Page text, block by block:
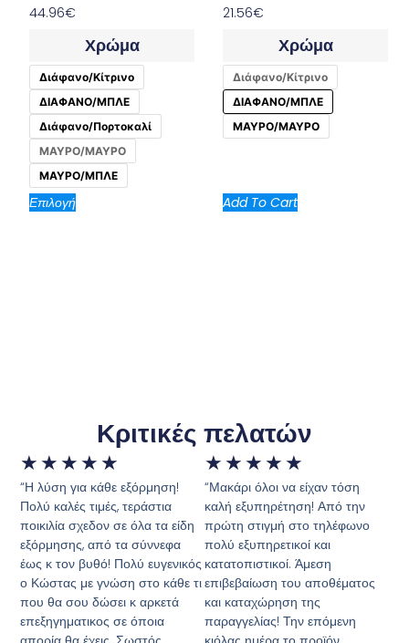
44.96€
Χρώμα
Διάφανο/Κίτρινο
ΔΙΑΦΑΝΟ/ΜΠΛΕ
Διάφανο/Πορτοκαλί
ΜΑΥΡΟ/ΜΑΥΡΟ
ΜΑΥΡΟ/ΜΠΛΕ
Επιλογή
21.56€
Χρώμα
Διάφανο/Κίτρινο
ΔΙΑΦΑΝΟ/ΜΠΛΕ
ΜΑΥΡΟ/ΜΑΥΡΟ
Add To Cart
Κριτικές πελατών
★ ★ ★ ★ ★
“Η λύση για κάθε εξόρμηση!
Πολύ καλές τιμές, τεράστια
ποικιλία σχεδον σε όλα τα είδη
εξόρμησης, από τα σύννεφα
έως κ τον βυθό! Πολύ ευγενικός
ο Κώστας με γνώση στο κάθε τι
που θα σου δώσει κ αρκετά
επεξηγηματικος σε όποια
★ ★ ★ ★ ★
“Μακάρι όλοι να είχαν τόση
καλή εξυπηρέτηση! Από την
πρώτη στιγμή στο τηλέφωνο
πολύ εξυπηρετικοί και
κατατοπιστικοί. Άμεση
επιβεβαίωση του αποθέματος
και καταχώρηση της
παραγγελίας! Την επόμενη